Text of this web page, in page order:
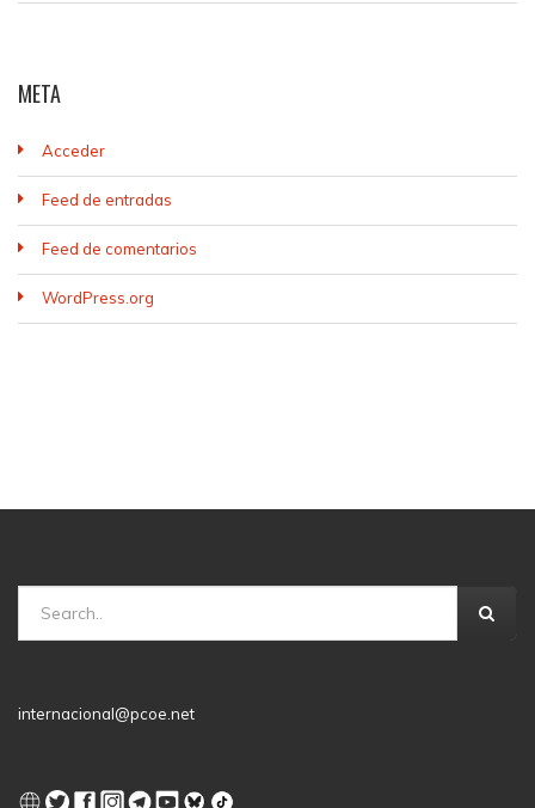
META
Acceder
Feed de entradas
Feed de comentarios
WordPress.org
internacional@pcoe.net